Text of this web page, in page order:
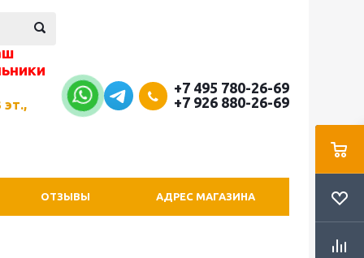
эт.,
+7 495 780-26-69
+7 926 880-26-69
ОТЗЫВЫ АДРЕС МАГАЗИНА